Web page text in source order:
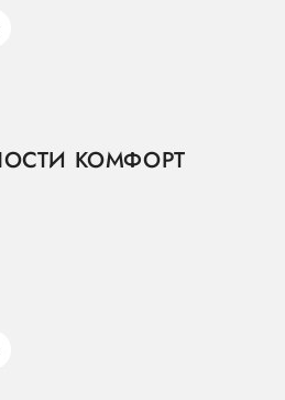
КОМФОРТ